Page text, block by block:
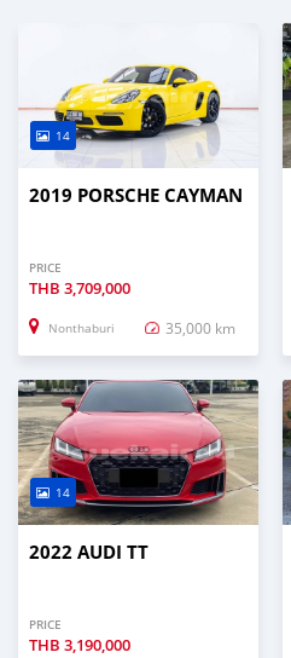
14
2019 PORSCHE CAYMAN
PRICE
THB 3,709,000
Nonthaburi 35,000 km
14
2022 AUDI TT
PRICE
THB 3,190,000